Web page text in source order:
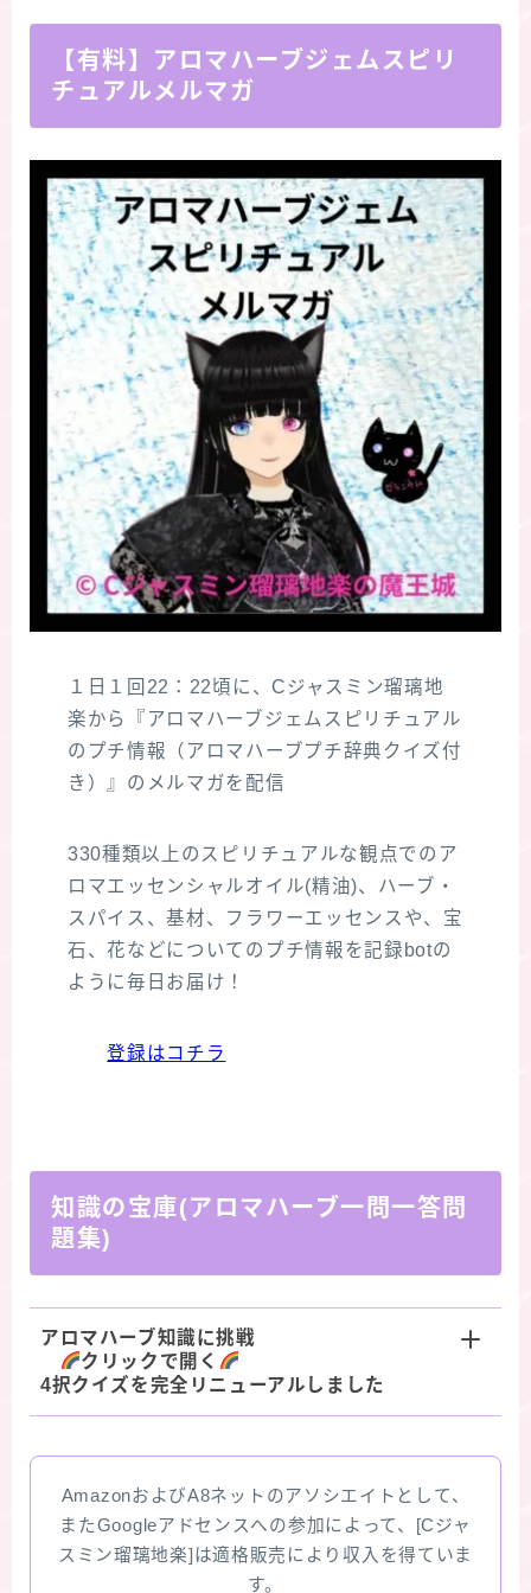
【有料】アロマハーブジェムスピリ
チュアルメルマガ
１日１回22：22頃に、Cジャスミン瑠璃地
楽から『アロマハーブジェムスピリチュアル
のプチ情報（アロマハーブプチ辞典クイズ付
き）』のメルマガを配信
330種類以上のスピリチュアルな観点でのア
ロマエッセンシャルオイル(精油)、ハーブ・
スパイス、基材、フラワーエッセンスや、宝
石、花などについてのプチ情報を記録botの
ように毎日お届け！
登録はコチラ
知識の宝庫(アロマハーブ一問一答問
題集)
アロマハーブ知識に挑戦
クリックで開く
4択クイズを完全リニューアルしました
AmazonおよびA8ネットのアソシエイトとして、
またGoogleアドセンスへの参加によって、[Cジャ
スミン瑠璃地楽]は適格販売により収入を得ていま
す。